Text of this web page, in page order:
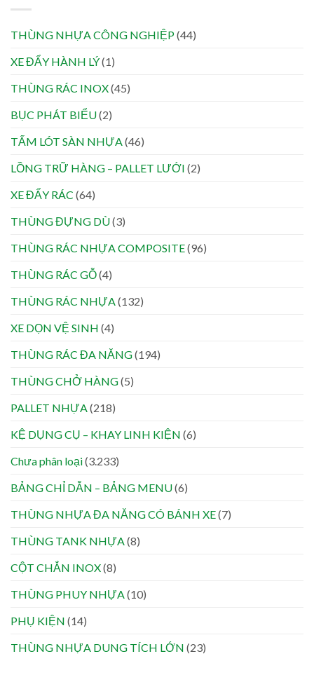
THÙNG NHỰA CÔNG NGHIỆP(44)
XE ĐẨY HÀNH LÝ(1)
THÙNG RÁC INOX(45)
BỤC PHÁT BIỂU(2)
TẤM LÓT SÀN NHỰA (46)
LỒNG TRỮ HÀNG – PALLET LƯỚI (2)
XE ĐẨY RÁC (64)
THÙNG ĐỰNG DÙ(3)
THÙNG RÁC NHỰA COMPOSITE(96)
THÙNG RÁC GỖ(4)
THÙNG RÁC NHỰA (132)
XE DỌN VỆ SINH (4)
THÙNG RÁC ĐA NĂNG(194)
THÙNG CHỞ HÀNG(5)
PALLET NHỰA (218)
KỆ DỤNG CỤ – KHAY LINH KIỆN (6)
Chưa phân loại(3.233)
BẢNG CHỈ DẪN – BẢNG MENU(6)
THÙNG NHỰA ĐA NĂNG CÓ BÁNH XE(7)
THÙNG TANK NHỰA (8)
CỘT CHẮN INOX(8)
THÙNG PHUY NHỰA (10)
PHỤ KIỆN (14)
THÙNG NHỰA DUNG TÍCH LỚN (23)